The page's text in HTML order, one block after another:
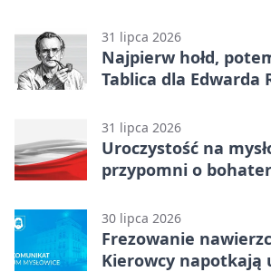
31 lipca 2026
Najpierw hołd,
Tablica dla Edwarda
31 lipca 2026
Uroczystość na
przypomni o
30 lipca 2026
Frezowanie
Kierowcy napotkają